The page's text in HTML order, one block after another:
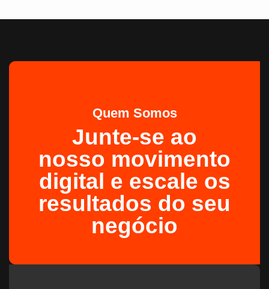
Quem Somos
Junte-se ao
nosso movimento
digital e escale os
resultados do seu
negócio